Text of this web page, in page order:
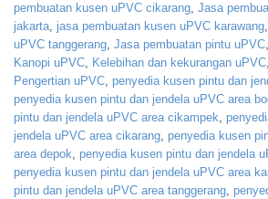
pembuatan kusen uPVC cikarang, Jasa
jakarta, jasa pembuatan kusen uPVC karawang,
uPVC tanggerang, Jasa pembuatan pintu uPVC,
Kanopi uPVC, Kelebihan dan kekurangan uPVC,
Pengertian uPVC, penyedia kusen pintu dan
penyedia kusen pintu dan jendela uPVC area
pintu dan jendela uPVC area cikampek,
jendela uPVC area cikarang, penyedia kusen
area depok, penyedia kusen pintu dan jendela
penyedia kusen pintu dan jendela uPVC area
pintu dan jendela uPVC area tanggerang,